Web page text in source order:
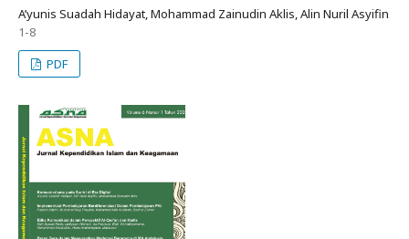
A’yunis Suadah Hidayat, Mohammad Zainudin Aklis, Alin Nuril Asyifin
1-8
PDF